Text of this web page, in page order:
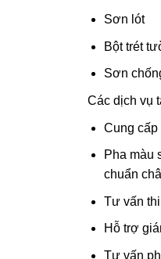
Sơn lót
Bột trét
Sơn
Các dịch vụ
Cung
Pha màu
chuẩn
Tư vấn
Hỗ trợ
Tư vấn